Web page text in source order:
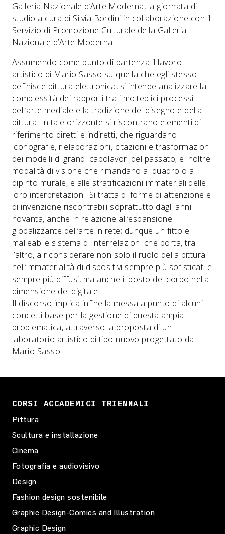
Galleria Nazionale d’Arte Moderna, la giornata di
studio a cura di Silvia Bordini in collaborazione con il
Servizio di Promozione Culturale della Galleria
Nazionale d’Arte Moderna.
Assumendo come punto di partenza il lavoro
artistico di Mario Sasso su quella che egli stesso
definisce pittura elettronica, si intende analizzare la
complessità dei rapporti tra i molteplici processi
dell’arte mediale e la tradizione del disegno e della
pittura. In tale orizzonte si riscontrano elementi di
riferimento diretti e indiretti, che riguardano
iconografie, rielaborazioni, citazioni e trasformazioni
dei modelli di grandi capolavori del passato; e inoltre
modalità di visione che rimandano al quadro o al
dipinto murale, e alle stratificazioni immateriali delle
loro interpretazioni. Si tratta di forme di attenzione e
di invenzione riscontrabili soprattutto dagli anni
novanta, anche in relazione all’espansione
globalizzante dell’arte in rete; dunque un fitto e
malleabile sistema di interrelazioni che porta, tra
l’altro, a riconsiderare non solo il ruolo della pittura
nell’immaterialità di dispositivi sempre più sofisticati e
sempre più diffusi, ma anche il posto del corpo nella
dimensione del digitale.
Il discorso implica infine la messa a punto di alcuni
concetti base per la gestione di questa ampia
problematica, attraverso la proposta di un
laboratorio artistico di tipo nuovo progettato da
Mario Sasso.
CORSI ACCADEMICI TRIENNALI
Pittura
Scultura e installazione
Cinema
Fotografia e audiovisivo
Design
Fashion design sostenibile
Graphic Design-Comics and Illustration
Graphic Design